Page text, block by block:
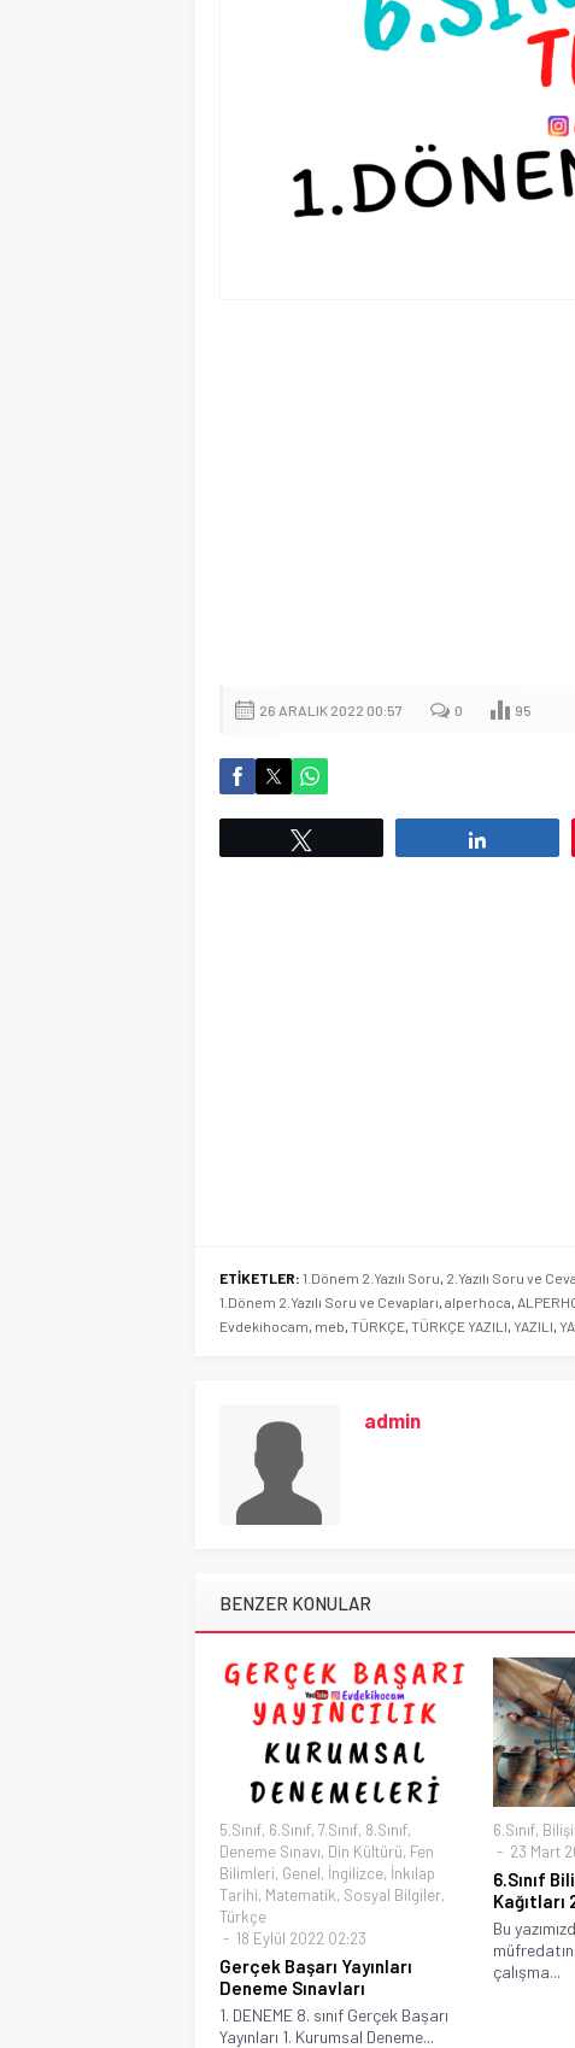
26 ARALIK 2022 00:57 0 95
ETİKETLER: 1.Dönem 2.Yazılı Soru, 2.Yazılı Soru ve
1.Dönem 2.Yazılı Soru ve Cevapları, alperhoca,
Evdekihocam, meb, TÜRKÇE, TÜRKÇE YAZILI, YAZILI,
admin
BENZER KONULAR
5.Sınıf, 6.Sınıf, 7.Sınıf, 8.Sınıf,
Deneme Sınavı, Din Kültürü, Fen
Bilimleri, Genel, İngilizce, İnkılap
Tarihi, Matematik, Sosyal Bilgiler,
Türkçe
18 Eylül 2022 02:23
Gerçek Başarı Yayınları
Deneme Sınavları
1. DENEME 8. sınıf Gerçek Başarı
Yayınları 1. Kurumsal Deneme...
6.Sınıf,
23 Mart
6.Sınıf
Kağıtları
Bu
çalışma...